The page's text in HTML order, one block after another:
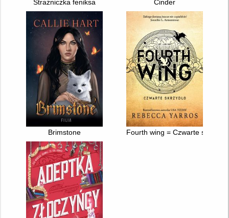
Strażniczka feniksa Cinder
Brimstone Fourth wing = Czwarte skrzydło